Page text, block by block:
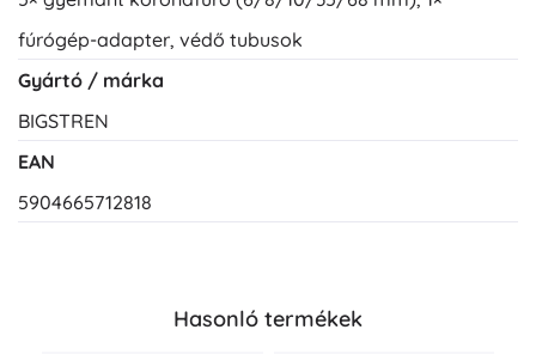
fúrógép-adapter, védő tubusok
Gyártó / márka
BIGSTREN
EAN
5904665712818
Hasonló termékek